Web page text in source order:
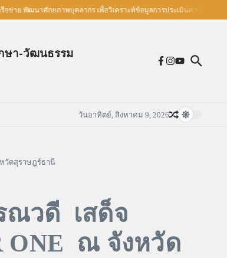
ฒนาศักยภาพบุคลากร เพื่อวิเคราะห์ข้อมูลการประเมินความรอบรู้ด้านสุขภ
ษา-วัฒนธรรม
วันอาทิตย์, สิงหาคม 9, 2026
วัดสุราษฎร์ธานี
ณวดี เสด็จ
ONE ณ จังหวัด